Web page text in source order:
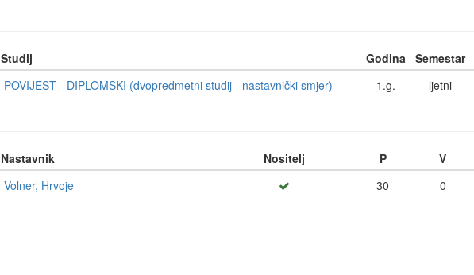
Studij Godina Semestar
POVIJEST - DIPLOMSKI (dvopredmetni studij - nastavnički smjer)
1.g. ljetni
Nastavnik Nositelj P V
Volner, Hrvoje
30 0